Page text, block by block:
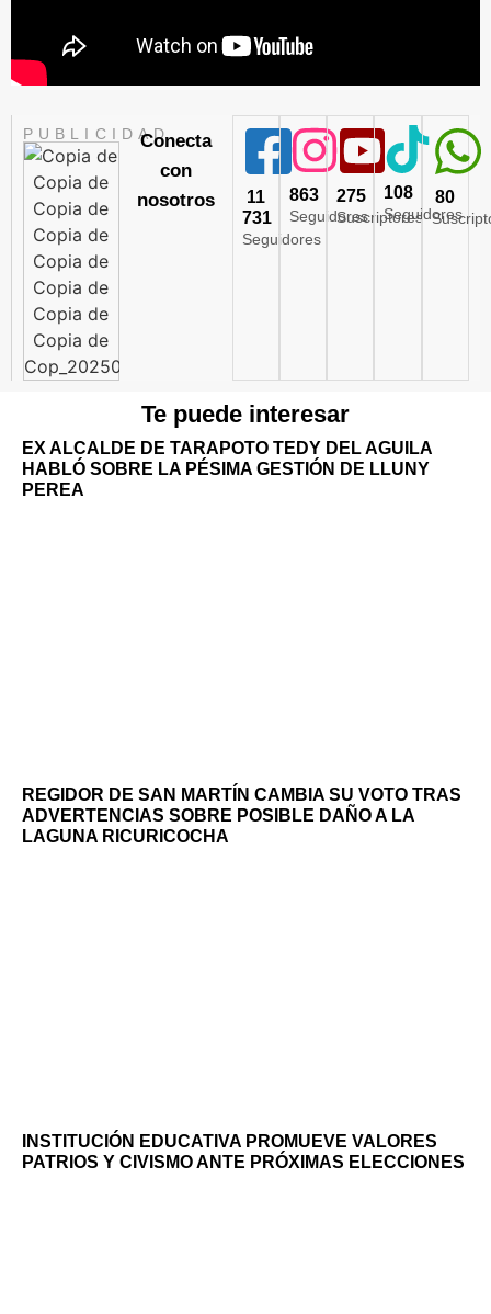
PUBLICIDADConecta
con
nosotros
11
731
Seguidores
863
Seguidores
275
Suscriptores
108
Seguidores
80
Te puede interesar
EX ALCALDE DE TARAPOTO TEDY DEL AGUILA
HABLÓ SOBRE LA PÉSIMA GESTIÓN DE LLUNY
PEREA
REGIDOR DE SAN MARTÍN CAMBIA SU VOTO TRAS
ADVERTENCIAS SOBRE POSIBLE DAÑO A LA
LAGUNA RICURICOCHA
INSTITUCIÓN EDUCATIVA PROMUEVE VALORES
PATRIOS Y CIVISMO ANTE PRÓXIMAS ELECCIONES